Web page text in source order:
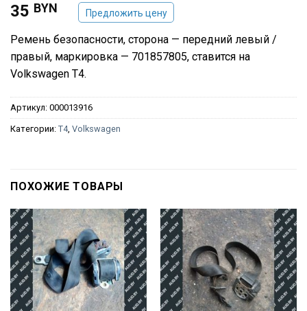
35 BYN Предложить цену
Ремень безопасности, сторона — передний левый /
правый, маркировка — 701857805, ставится на
Volkswagen T4.
Артикул: 000013916
Категории: T4, Volkswagen
ПОХОЖИЕ ТОВАРЫ